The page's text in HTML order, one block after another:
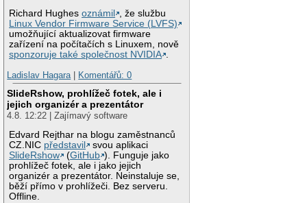
Richard Hughesoznámil
, že službu
Linux Vendor Firmware Service (LVFS)
umožňující aktualizovat firmware
zařízení na počítačích s Linuxem, nově
sponzoruje také společnost NVIDIA .
Ladislav Hagara| Komentářů: 0
SlideRshow, prohlížeč fotek, ale i
jejich organizér a prezentátor
4.8. 12:22 | Zajímavý software
Edvard Rejthar na blogu zaměstnanců
CZ.NIC představil
svou aplikaci
SlideRshow
(GitHub ). Funguje jako
prohlížeč fotek, ale i jako jejich
organizér a prezentátor. Neinstaluje se,
běží přímo v prohlížeči. Bez serveru.
Offline.